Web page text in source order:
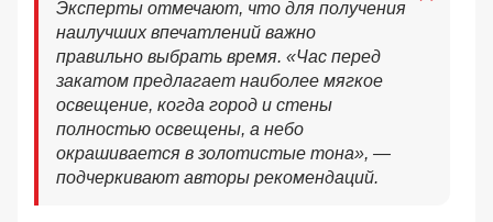
Эксперты отмечают, что для получения
наилучших впечатлений важно
правильно выбрать время. «Час перед
закатом предлагает наиболее мягкое
освещение, когда город и стены
полностью освещены, а небо
окрашивается в золотистые тона», —
подчеркивают авторы рекомендаций.